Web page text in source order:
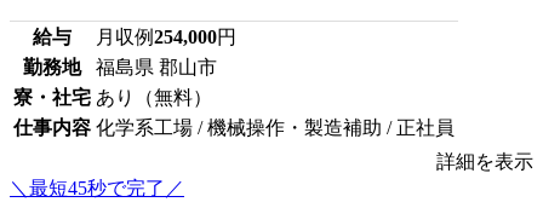
給与 月収例254,000円
勤務地
福島県 郡山市
寮・社宅 あり（無料）
仕事内容 化学系工場 / 機械操作・製造補助 / 正社員
詳細を表示
＼最短45秒で完了／